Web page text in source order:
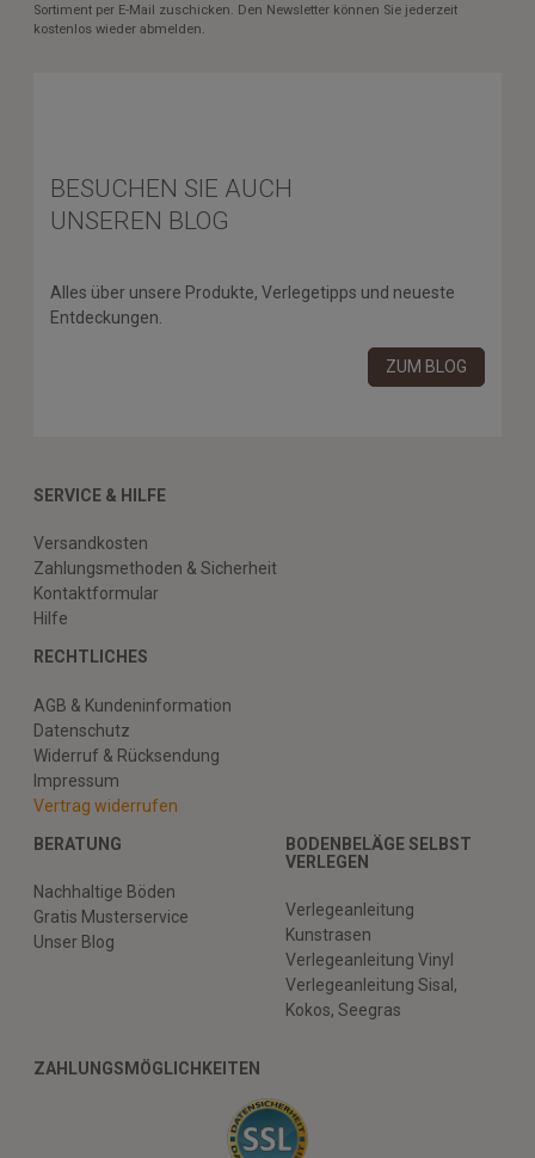
Sortiment per E-Mail zuschicken. Den Newsletter können Sie jederzeit
kostenlos wieder abmelden.
BESUCHEN SIE AUCH
UNSEREN BLOG
Alles über unsere Produkte, Verlegetipps und neueste
Entdeckungen.
ZUM BLOG
SERVICE & HILFE
Versandkosten
Zahlungsmethoden & Sicherheit
Kontaktformular
Hilfe
RECHTLICHES
AGB & Kundeninformation
Datenschutz
Widerruf & Rücksendung
Impressum
Vertrag widerrufen
BERATUNG
Nachhaltige Böden
Gratis Musterservice
Unser Blog
BODENBELÄGE SELBST
VERLEGEN
Verlegeanleitung
Kunstrasen
Verlegeanleitung Vinyl
Verlegeanleitung Sisal,
Kokos, Seegras
ZAHLUNGSMÖGLICHKEITEN